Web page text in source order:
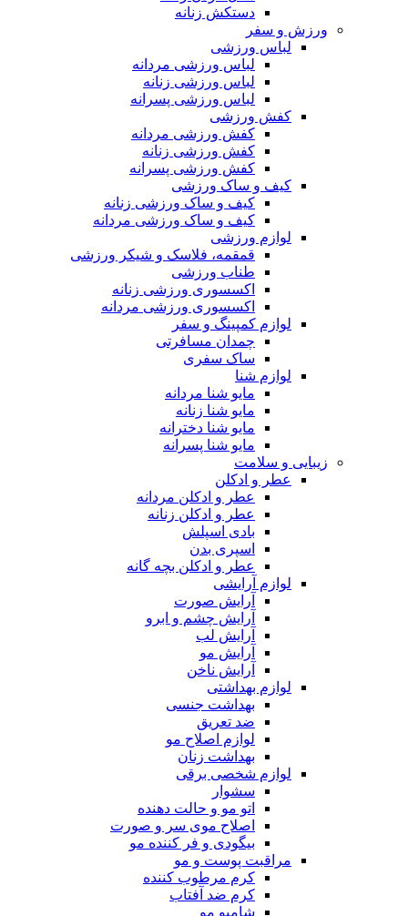
دستکش زنانه
ورزش و سفر
لباس ورزشی
لباس ورزشی مردانه
لباس ورزشی زنانه
لباس ورزشی پسرانه
کفش ورزشی
کفش ورزشی مردانه
کفش ورزشی زنانه
کفش ورزشی پسرانه
کیف و ساک ورزشی
کیف و ساک ورزشی زنانه
کیف و ساک ورزشی مردانه
لوازم ورزشی
قمقمه، فلاسک و شیکر ورزشی
طناب ورزشی
اکسسوری ورزشی زنانه
اکسسوری ورزشی مردانه
لوازم کمپینگ و سفر
چمدان مسافرتی
ساک سفری
لوازم شنا
مایو شنا مردانه
مایو شنا زنانه
مایو شنا دخترانه
مایو شنا پسرانه
زیبایی و سلامت
عطر و ادکلن
عطر و ادکلن مردانه
عطر و ادکلن زنانه
بادی اسپلش
اسپری بدن
عطر و ادکلن بچه گانه
لوازم آرایشی
آرایش صورت
آرایش چشم و ابرو
آرایش لب
آرایش مو
آرایش ناخن
لوازم بهداشتی
بهداشت جنسی
ضد تعریق
لوازم اصلاح مو
بهداشت زنان
لوازم شخصی برقی
سشوار
اتو مو و حالت دهنده
اصلاح موی سر و صورت
بیگودی و فر کننده مو
مراقبت پوست و مو
کرم مرطوب کننده
کرم ضد آفتاب
شامپو مو